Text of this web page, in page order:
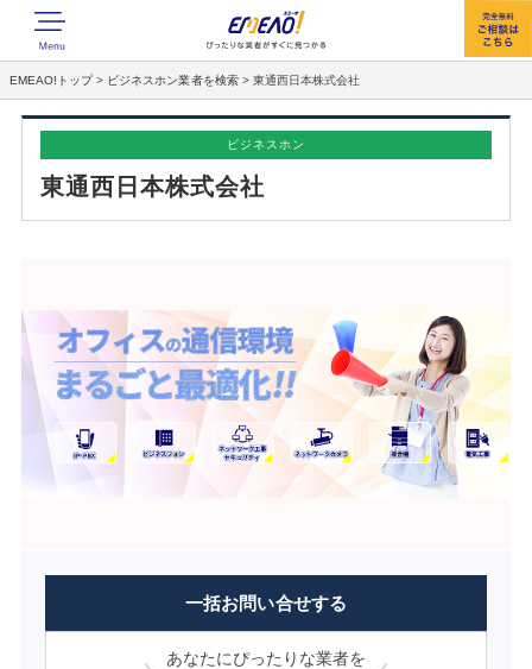
EMEAO!トップ > ビジネスホン業者を検索 > 東通西日本株式会社
ビジネスホン
東通西日本株式会社
一括お問い合せする
あなたにぴったりな業者を